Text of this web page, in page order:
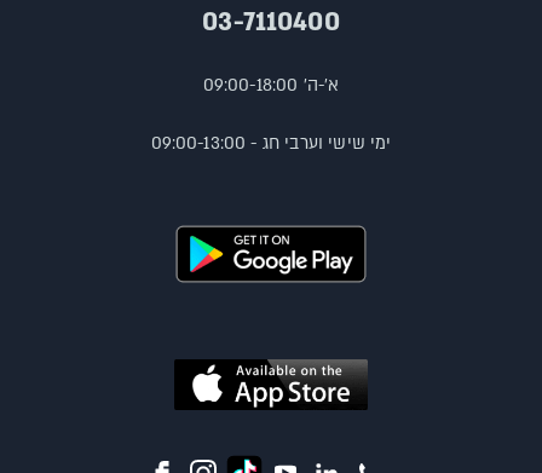
03-7110400
א'-ה' 09:00-18:00
ימי שישי וערבי חג - 09:00-13:00